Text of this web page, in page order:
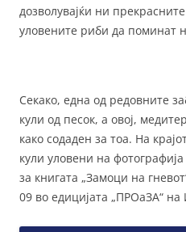
дозволувајќи ни
уловените риби да поминат
Секако, една од редовните
кули од песок, а овој,
како содаден за тоа. На
кули уловени на
за книгата „Замоци на
09 во едицијата „ПРОаЗА“